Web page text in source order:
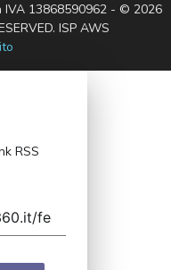
13868590962 - © 2026
ISP AWS
RSS